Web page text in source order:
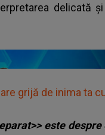
delicată
grijă de inima ta
este